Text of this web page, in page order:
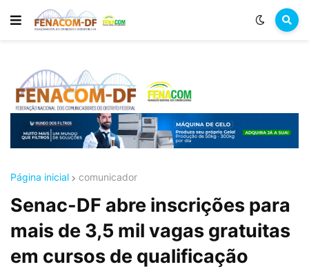
Página inicial comunicador
Senac-DF abre inscrições para
mais de 3,5 mil vagas gratuitas
em cursos de qualificação